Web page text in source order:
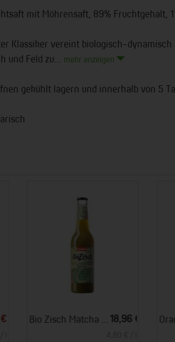
mit Möhrensaft, 89% Fruchtgehalt,
Klassiker vereint biologisch-dynamisch
und Feld zu...
mehr anzeigen
gekühlt lagern und innerhalb von 5
€ Rhabarber Schorle Kiste (Voe) 17,90 €